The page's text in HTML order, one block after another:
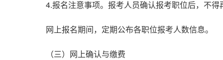
4.报名注意事项。报考人员确认报考职位后，不得
网上报名期间，定期公布各职位报考人数信息。
（三）网上确认与缴费